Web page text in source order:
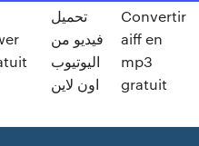
تحميل
فيديو من
اليوتيوب
اون لاين
Convertir
aiff en
mp3
gratuit